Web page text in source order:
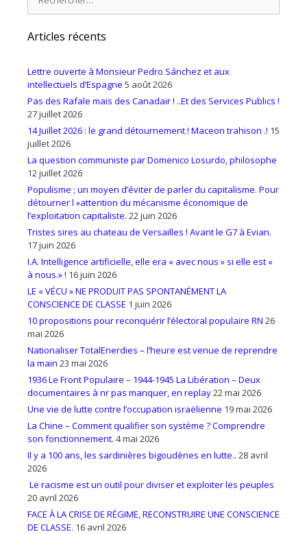
Articles récents
Lettre ouverte à Monsieur Pedro Sánchez et aux
intellectuels d’Espagne 5 août 2026
Pas des Rafale mais des Canadair ! ..Et des Services Publics !
27 juillet 2026
14 Juillet 2026 : le grand détournement ! Maceon trahison .! 15
juillet 2026
La question communiste par Domenico Losurdo, philosophe
12 juillet 2026
Populisme ; un moyen d’éviter de parler du capitalisme. Pour
détourner l »attention du mécanisme économique de
l’exploitation capitaliste. 22 juin 2026
Tristes sires au chateau de Versailles ! Avant le G7 à Evian.
17 juin 2026
I.A. Intelligence artificielle, elle era « avec nous » si elle est «
à nous.» ! 16 juin 2026
LE « VÉCU » NE PRODUIT PAS SPONTANÉMENT LA
CONSCIENCE DE CLASSE 1 juin 2026
10 propositions pour reconquérir l’électoral populaire RN 26
mai 2026
Nationaliser TotalEnerdies – l’heure est venue de reprendre
la main 23 mai 2026
1936 Le Front Populaire – 1944-1945 La Libération – Deux
documentaires à nr pas manquer, en replay22 mai 2026
Une vie de lutte contre l’occupation israëlienne 19 mai 2026
La Chine – Comment qualifier son système ? Comprendre
son fonctionnement. 4 mai 2026
Il y a 100 ans, les sardinières bigoudènes en lutte.. 28 avril
2026
Le racisme est un outil pour diviser et exploiter les peuples
20 avril 2026
FACE À LA CRISE DE RÉGIME, RECONSTRUIRE UNE CONSCIENCE
DE CLASSE. 16 avril 2026